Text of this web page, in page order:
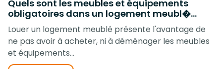
Quels sont les meubles et équipements
obligatoires dans un logement meubl�...
Louer un logement meublé présente l'avantage de
ne pas avoir à acheter, ni à déménager les meubles
et équipements...